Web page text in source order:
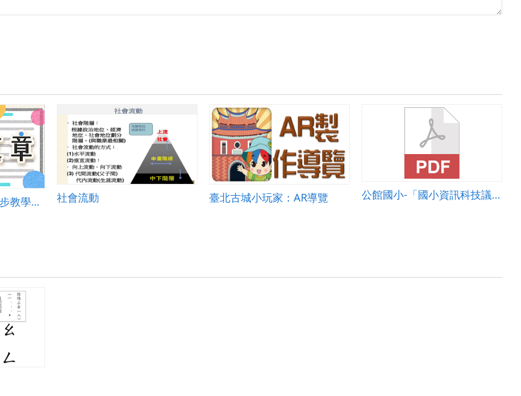
OBS線上同步與非同步教學最佳利器 社會流動 臺北古城小玩家：AR導覽 公館國小-「國小資訊科技議題」教案-影片剪輯